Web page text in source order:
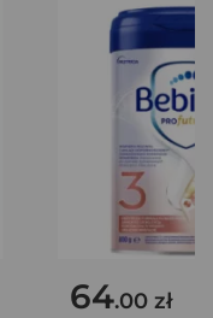
64.00 zł